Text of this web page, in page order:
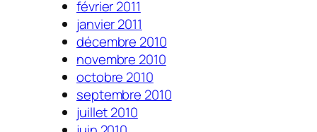
février 2011
janvier 2011
décembre 2010
novembre 2010
octobre 2010
septembre 2010
juillet 2010